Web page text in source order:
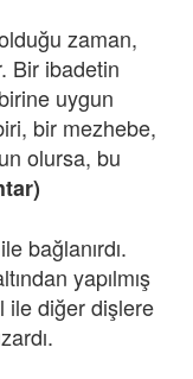
zaman,
Bir ibadetin
uygun
bir mezhebe,
olursa, bu
bağlanırdı.
yapılmış
ile diğer dişlere